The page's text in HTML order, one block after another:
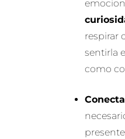
respirar
sentirla
como